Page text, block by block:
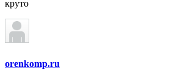
круто
orenkomp.ru